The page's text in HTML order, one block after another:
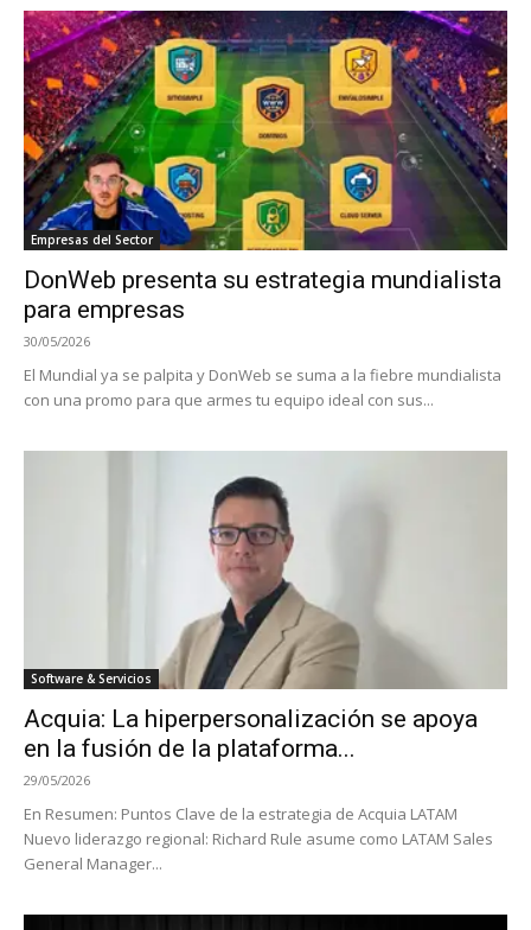
Empresas del Sector
DonWeb presenta su estrategia mundialista
para empresas
30/05/2026
El Mundial ya se palpita y DonWeb se suma a la fiebre mundialista
con una promo para que armes tu equipo ideal con sus...
Software & Servicios
Acquia: La hiperpersonalización se apoya
en la fusión de la plataforma...
29/05/2026
En Resumen: Puntos Clave de la estrategia de Acquia LATAM
Nuevo liderazgo regional: Richard Rule asume como LATAM Sales
General Manager...